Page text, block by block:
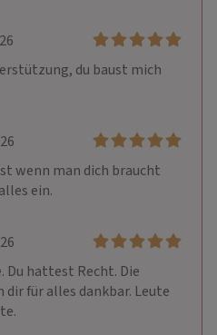
du baust mich
wenn man dich braucht
ein.
Du hattest Recht. Die
für alles dankbar. Leute